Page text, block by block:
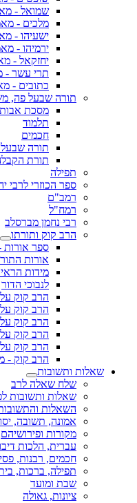
שמואל -
מלכים -
ישעיהו -
ירמיהו -
יחזקאל -
תרי עשר -
כתובים -
תורה שבעל פה,
מסכת אבות
תלמוד
חכמים
תורה
תורת
תפילה
ספר הכוזרי לרבי
רמב"ם
רמח"ל
רבי נחמן מברסלב
הרב קוק ותורתו
ספר אורות
אורות
מידות
לנבוכי הדור
הרב קוק
הרב קוק
הרב קוק
הרב קוק
הרב קוק
הרב קוק -
שאלות ותשובות
שלח שאלה לרב
שאלות ותשובות
השאלות
אמונה, תשובה,
מקורות ופירושיהם
עברית, הלכות
חכמים, רבנות,
תפילה, ברכות,
שבת ומועד
ציונות, גאולה